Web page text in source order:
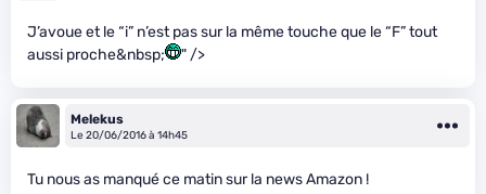
J’avoue et le “i” n’est pas sur la même touche que le “F” tout
aussi proche&nbsp;
" />
Melekus
Le 20/06/2016 à 14h45
Tu nous as manqué ce matin sur la news Amazon !